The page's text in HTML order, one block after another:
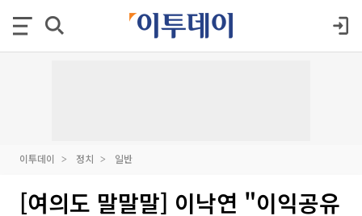
이투데이 정치 일반
[여의도 말말말] 이낙연 "이익공유